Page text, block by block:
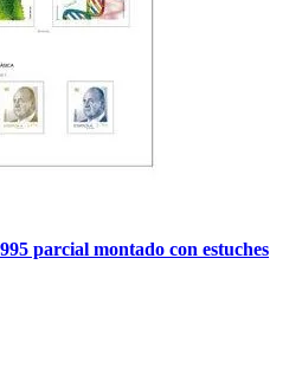
parcial montado con estuches